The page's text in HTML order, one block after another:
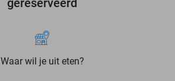
gereserveerd
Waar wil je uit eten?